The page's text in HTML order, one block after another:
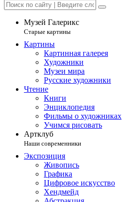
Музей Галерикс
Старые картины
Картины
Картинная галерея
Художники
Музеи мира
Русские художники
Чтение
Книги
Энциклопедия
Фильмы о художниках
Учимся рисовать
Артклуб
Наши современники
Экспозиция
Живопись
Графика
Цифровое искусство
Хендмейд